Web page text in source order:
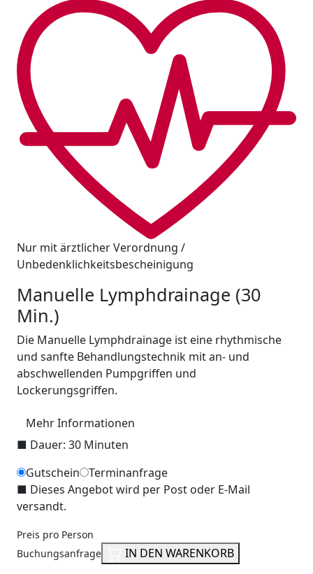
Nur mit ärztlicher Verordnung /
Unbedenklichkeitsbescheinigung
Manuelle Lymphdrainage (30
Min.)
Die Manuelle Lymphdrainage ist eine rhythmische
und sanfte Behandlungstechnik mit an- und
abschwellenden Pumpgriffen und
Lockerungsgriffen.
Mehr Informationen
■ Dauer: 30 Minuten
Gutschein
Terminanfrage
■ Dieses Angebot wird per Post oder E-Mail
versandt.
Preis pro Person
Buchungsanfrage
IN DEN WARENKORB